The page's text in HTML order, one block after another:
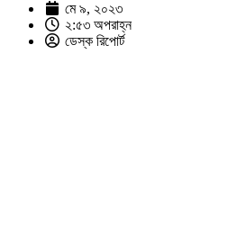
মে ৯, ২০২৩
২:৫৩ অপরাহ্ন
ডেস্ক রিপোর্ট